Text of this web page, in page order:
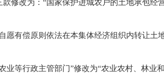
修改为：“国家保护进城农户的土地承包经
愿有偿原则依法在本集体经济组织内转让土
等行政主管部门”修改为“农业农村、林业和